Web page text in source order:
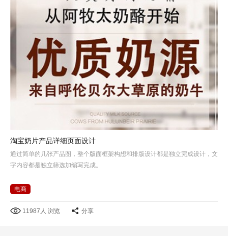
淘宝奶片产品详细页面设计
通过简单的几张产品图，整个版面框架构想和排版设计都是独立完成设计，文
字内容都是独立筛选加编写完成。
电商
11987人 浏览 分享